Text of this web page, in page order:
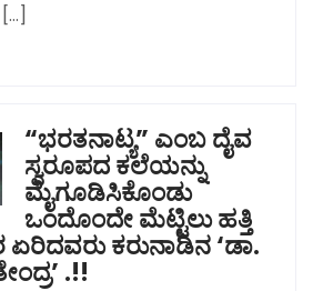
“ಭರತನಾಟ್ಯ” ಎಂಬ ದೈವ
ಸ್ವರೂಪದ ಕಲೆಯನ್ನು
ಮೈಗೂಡಿಸಿಕೊಂಡು
ಒಂದೊಂದೇ ಮೆಟ್ಟಿಲು ಹತ್ತಿ
ಕರುನಾಡಿನ ‘ಡಾ.
.!!